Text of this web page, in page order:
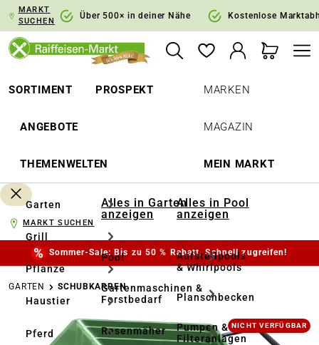
Zur Hauptnavigation springen
MARKT
SUCHEN
Über 500× in deiner Nähe Kostenlose
SORTIMENT PROSPEKT
ANGEBOTE
THEMENWELTEN
MARKEN
MAGAZIN
MEIN MARKT
Garten
Grill
Pflanze
Haustier
Pferd
Alles in Garten
anzeigen
Pool
Gartenmaschinen &
Forstbedarf
Rasenmäher
Alles in Pool
anzeigen
Aufstellpools
& Whirlpools
Planschbecken
Pumpen &
Filteranlagen
MARKT SUCHEN
Sommer-Sale: Bis zu 50 % Rabatt. Schnell zugreifen!
GARTEN SCHUBKARREN
Bildergalerie überspringen NICHT VERFÜGBAR